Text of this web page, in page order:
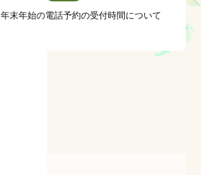
年末年始の電話予約の受付時間について